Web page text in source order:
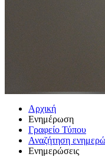
Αρχική
Ενημέρωση
Γραφείο Τύπου
Αναζήτηση
Ενημερώσεις